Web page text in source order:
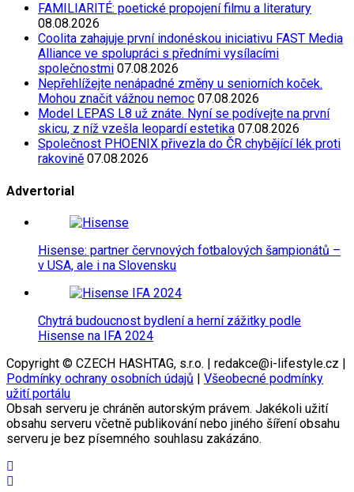
FAMILIARITÉ: poetické propojení filmu a literatury
08.08.2026
Coolita zahajuje první indonéskou iniciativu FAST Media
Alliance ve spolupráci s předními vysílacími
společnostmi 07.08.2026
Nepřehlížejte nenápadné změny u seniorních koček.
Mohou značit vážnou nemoc 07.08.2026
Model LEPAS L8 už znáte. Nyní se podívejte na první
skicu, z níž vzešla leopardí estetika 07.08.2026
Společnost PHOENIX přivezla do ČR chybějící lék proti
rakovině 07.08.2026
Advertorial
Hisense: partner červnových fotbalových šampionátů –
v USA, ale i na Slovensku
Chytrá budoucnost bydlení a herní zážitky podle
Hisense na IFA 2024
Copyright © CZECH HASHTAG, s.r.o. | redakce@i-lifestyle.cz |
Podmínky ochrany osobních údajů | Všeobecné podmínky
užití portálu
Obsah serveru je chráněn autorským právem. Jakékoli užití
obsahu serveru včetně publikování nebo jiného šíření obsahu
serveru je bez písemného souhlasu zakázáno.